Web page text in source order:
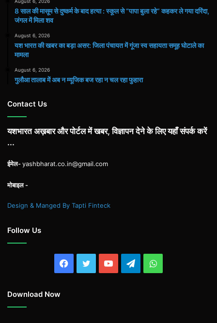
8 साल की मासूम से दुष्कर्म के बाद हत्या : स्कूल से “पापा बुला रहे” कहकर ले गया दरिंदा,
जंगल में मिला शव
August 6, 2026
यश भारत की खबर का बड़ा असर: जिला पंचायत में गूंजा स्व सहायता समूह घोटाले का
मामला
August 6, 2026
गुलौआ तालाब में अब न म्यूजिक बज रहा न चल रहा फुहारा
Contact Us
यशभारत अख़बार और पोर्टल में खबर, विज्ञापन देने के लिए यहाँ संपर्क करें
...
ईमेल-yashbharat.co.in@gmail.com
मोबाइल -
Design & Manged By Tapti Finteck
Follow Us
Facebook
TwitterYouTubeTelegramWhatsApp
Download Now